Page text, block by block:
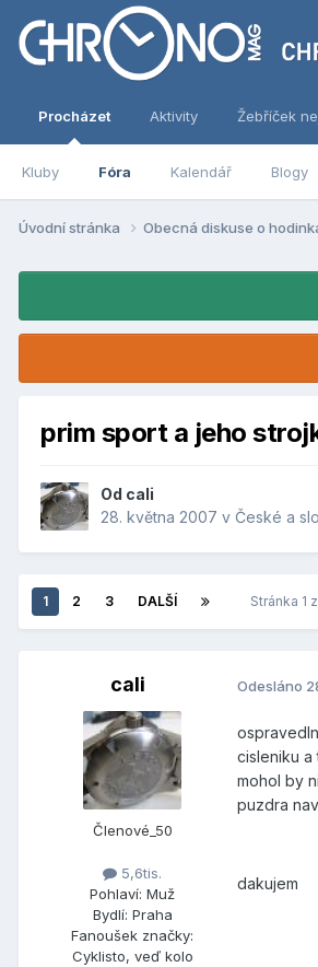
Procházet
Kluby Fóra Kalendář Blogy
Aktivity Žebříček
Úvodní stránka Obecná diskuse o
prim sport a jeho
Od cali
28. května 2007 v České a
1 2 3 DALŠÍ Stránka 1
cali
Členové_50
5,6tis.
Pohlaví: Muž
Bydlí: Praha
Fanoušek značky:
Cyklisto, veď kolo
Odesláno
cisleniku a
mohol by
puzdra
dakujem